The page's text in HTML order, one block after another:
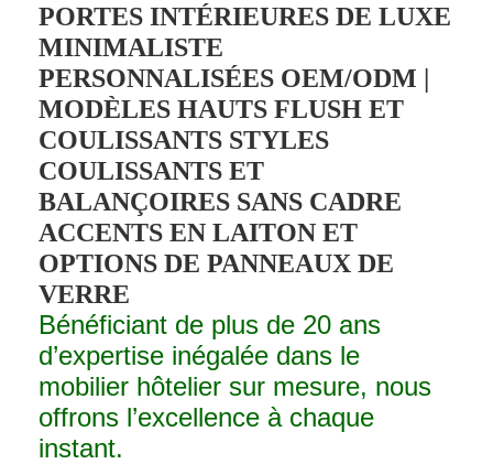
PORTES INTÉRIEURES DE LUXE
MINIMALISTE
PERSONNALISÉES OEM/ODM |
MODÈLES HAUTS FLUSH ET
COULISSANTS STYLES
COULISSANTS ET
BALANÇOIRES SANS CADRE
ACCENTS EN LAITON ET
OPTIONS DE PANNEAUX DE
VERRE
Bénéficiant de plus de 20 ans
d’expertise inégalée dans le
mobilier hôtelier sur mesure, nous
offrons l’excellence à chaque
instant.